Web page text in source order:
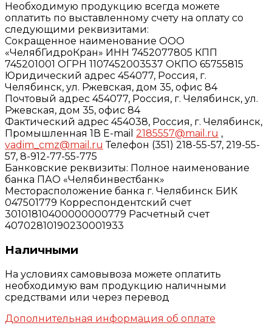
Необходимую продукцию всегда можете
оплатить по выставленному счету на оплату со
следующими реквизитами:
Сокращенное наименование ООО
«ЧелябГидроКран» ИНН 7452077805 КПП
745201001 ОГРН 1107452003537 ОКПО 65755815
Юридический адрес 454077, Россия, г.
Челябинск, ул. Ржевская, дом 35, офис 84
Почтовый адрес 454077, Россия, г. Челябинск, ул.
Ржевская, дом 35, офис 84
Фактический адрес 454038, Россия, г. Челябинск,
Промышленная 1В E-mail 2185557@mail.ru ,
vadim_cmz@mail.ru Телефон (351) 218-55-57, 219-55-
57, 8-912-77-55-775
Банковские реквизиты: Полное наименование
банка ПАО «Челябинвестбанк»
Месторасположение банка г. Челябинск БИК
047501779 Корреспондентский счет
30101810400000000779 Расчетный счет
40702810190230001933
Наличными
На условиях самовывоза можете оплатить
необходимую вам продукцию наличными
средствами или через перевод
Дополнительная информация об оплате